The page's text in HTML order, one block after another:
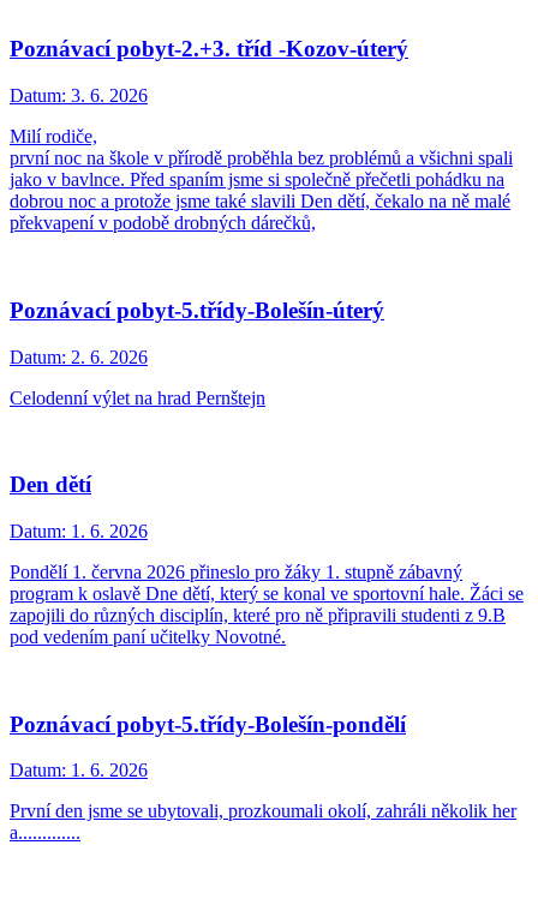
Poznávací pobyt-2.+3. tříd -Kozov-úterý
Datum: 3. 6. 2026
Milí rodiče,
první noc na škole v přírodě proběhla bez problémů a všichni spali
jako v bavlnce. Před spaním jsme si společně přečetli pohádku na
dobrou noc a protože jsme také slavili Den dětí, čekalo na ně malé
překvapení v podobě drobných dárečků,
Poznávací pobyt-5.třídy-Bolešín-úterý
Datum: 2. 6. 2026
Celodenní výlet na hrad Pernštejn
Den dětí
Datum: 1. 6. 2026
Pondělí 1. června 2026 přineslo pro žáky 1. stupně zábavný
program k oslavě Dne dětí, který se konal ve sportovní hale. Žáci se
zapojili do různých disciplín, které pro ně připravili studenti z 9.B
pod vedením paní učitelky Novotné.
Poznávací pobyt-5.třídy-Bolešín-pondělí
Datum: 1. 6. 2026
První den jsme se ubytovali, prozkoumali okolí, zahráli několik her
a.............